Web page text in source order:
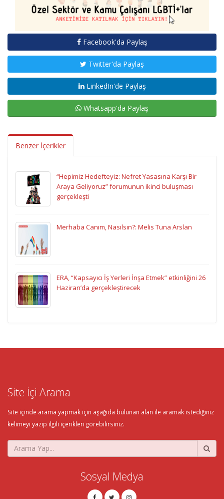
Facebook'da Paylaş
Twitter'da Paylaş
LinkedIn'de Paylaş
Whatsapp'da Paylaş
Benzer İçerikler
“Hepimiz Hedefteyiz: Nefret Yasasına Karşı Bir
Araya Geliyoruz” forumunun ikinci buluşması
gerçekleşti
Merhaba Canım, Nasılsın?: Melis Tuna Arslan
ERA, “Kapsayıcı İş Yerleri İnşa Etmek” etkinliğini 26
Haziran’da gerçekleştirecek
Site İçi Arama
Site içinde arama yapmak için aşağıda bulunan alan ile aramak istediğiniz
kelimeyi yazıp ilgili içerikleri görebilirsiniz.
Sosyal Medya